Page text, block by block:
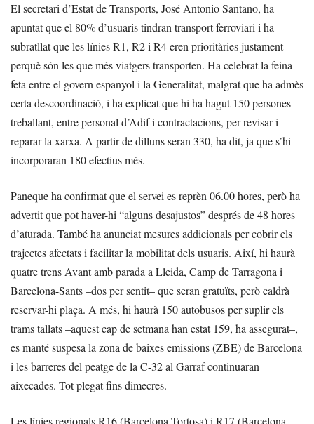
El secretari d’Estat de Transports, José Antonio Santano, ha
apuntat que el 80% d’usuaris tindran transport ferroviari i ha
subratllat que les línies R1, R2 i R4 eren prioritàries justament
perquè són les que més viatgers transporten. Ha celebrat la feina
feta entre el govern espanyol i la Generalitat, malgrat que ha admès
certa descoordinació, i ha explicat que hi ha hagut 150 persones
treballant, entre personal d’Adif i contractacions, per revisar i
reparar la xarxa. A partir de dilluns seran 330, ha dit, ja que s’hi
incorporaran 180 efectius més.
Paneque ha confirmat que el servei es reprèn 06.00 hores, però ha
advertit que pot haver-hi “alguns desajustos” després de 48 hores
d’aturada. També ha anunciat mesures addicionals per cobrir els
trajectes afectats i facilitar la mobilitat dels usuaris. Així, hi haurà
quatre trens Avant amb parada a Lleida, Camp de Tarragona i
Barcelona-Sants –dos per sentit– que seran gratuïts, però caldrà
reservar-hi plaça. A més, hi haurà 150 autobusos per suplir els
trams tallats –aquest cap de setmana han estat 159, ha assegurat–,
es manté suspesa la zona de baixes emissions (ZBE) de Barcelona
i les barreres del peatge de la C-32 al Garraf continuaran
aixecades. Tot plegat fins dimecres.
Les línies regionals R16 (Barcelona-Tortosa) i R17 (Barcelona-